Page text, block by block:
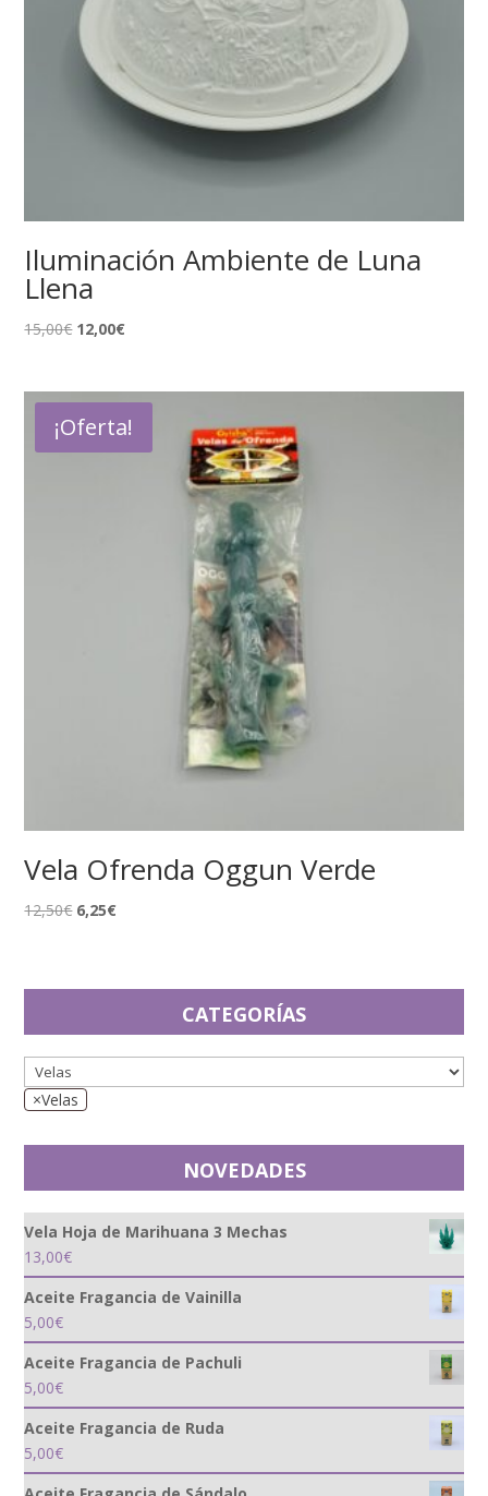
Iluminación Ambiente de Luna
Llena
15,00€ El
era:
15,00€.
12,00€El
es:
12,00€.
¡Oferta!
Vela Ofrenda Oggun Verde
12,50€ El
era:
6,25€El
es:
CATEGORÍAS
×Velas
NOVEDADES
Vela Hoja de Marihuana 3 Mechas
13,00€
Aceite Fragancia de Vainilla
5,00€
Aceite Fragancia de Pachuli
5,00€
Aceite Fragancia de Ruda
5,00€